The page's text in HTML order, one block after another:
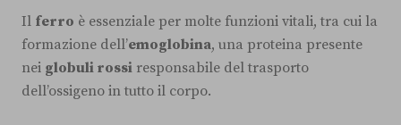
Il ferro è essenziale per molte funzioni vitali, tra cui la
formazione dell’emoglobina, una proteina presente
nei globuli rossi responsabile del trasporto
dell’ossigeno in tutto il corpo.